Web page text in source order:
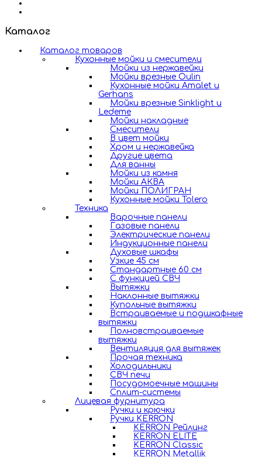
Каталог
Каталог товаров
Кухонные мойки и смесители
Мойки из нержавейки
Мойки врезные Oulin
Кухонные мойки Amalet и
Gerhans
Мойки врезные Sinklight и
Ledeme
Мойки накладные
Смесители
В цвет мойки
Хром и нержавейка
Другие цвета
Для ванны
Мойки из камня
Мойки АКВА
Мойки ПОЛИГРАН
Кухонные мойки Tolero
Техника
Варочные панели
Газовые панели
Электрические панели
Индукционные панели
Духовые шкафы
Узкие 45 см
Стандартные 60 см
С функцией СВЧ
Вытяжки
Наклонные вытяжки
Купольные вытяжки
Встраиваемые и подшкафные
вытяжки
Полновстраиваемые
вытяжки
Вентиляция для вытяжек
Прочая техника
Холодильники
СВЧ печи
Посудомоечные машины
Сплит-системы
Лицевая фурнитура
Ручки и крючки
Ручки KERRON
KERRON Рейлинг
KERRON ELITE
KERRON Classic
KERRON Metallik